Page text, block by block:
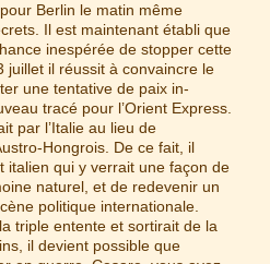
Berlin le matin même
Il est maintenant établi que
inespérée de stopper cette
juillet il réussit à convaincre le
une tentative de paix in-
tracé pour l’Orient Express.
par l’Italie au lieu de
Hongrois. De ce fait, il
italien qui y verrait une façon de
naturel, et de redevenir un
politique internationale.
triple entente et sortirait de la
il devient possible que